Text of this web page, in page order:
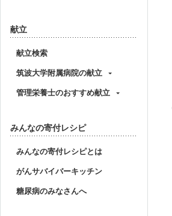
献立
献立検索
筑波大学附属病院の献立
管理栄養士のおすすめ献立
みんなの寄付レシピ
みんなの寄付レシピとは
がんサバイバーキッチン
糖尿病のみなさんへ